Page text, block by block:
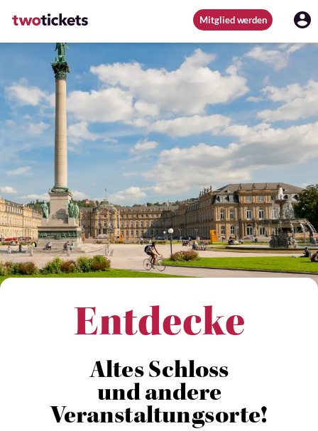
Mitglied werden
Entdecke
Altes Schloss
und andere
Veranstaltungsorte!